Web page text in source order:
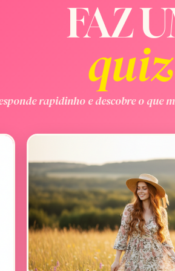
FAZ
rapidinho e descobre o que